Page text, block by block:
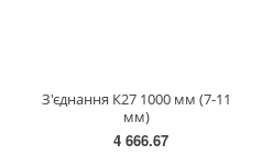
З'єднання К27 1000 мм (7-11
мм)
4 666.67